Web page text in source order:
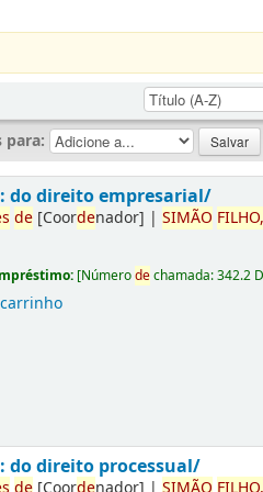
para:
do direito empresarial/
de [Coordenador] |SIMÃO
[Númerodechamada:342.2
do direito processual/